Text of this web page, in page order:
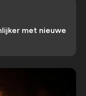
met nieuwe